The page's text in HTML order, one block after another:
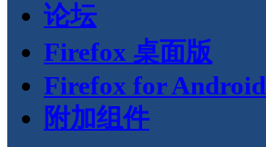
论坛
Firefox 桌面版
Firefox for Android
附加组件